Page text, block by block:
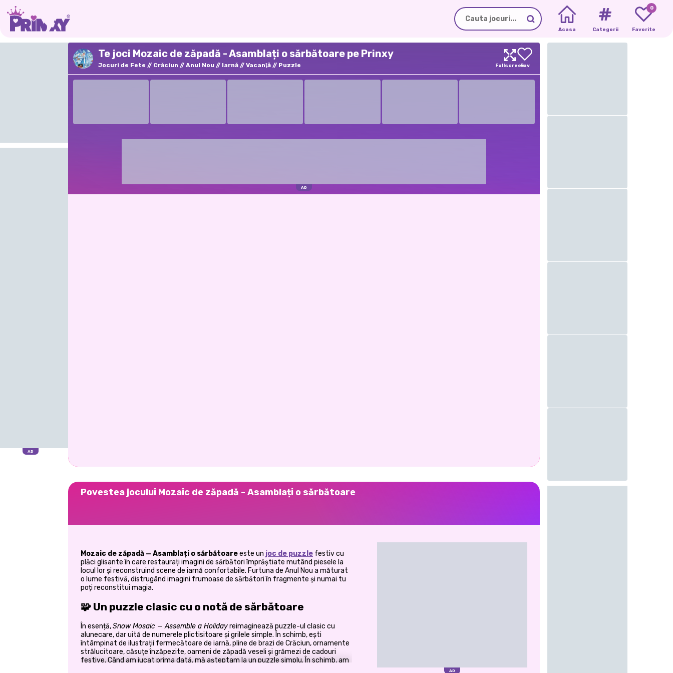
Acasa Categorii
0
Favorite
Te joci Mozaic de zăpadă - Asamblați o sărbătoare pe Prinxy
Jocuri de Fete Crăciun Anul Nou Iarnă Vacanţă Puzzle
Povestea jocului Mozaic de zăpadă - Asamblați o sărbătoare
Mozaic de zăpadă — Asamblați o sărbătoareeste un joc de puzzle festiv cu
plăci glisante în care restaurați imagini de sărbători împrăștiate mutând piesele la
locul lor și reconstruind scene de iarnă confortabile. Furtuna de Anul Nou a măturat
o lume festivă, distrugând imagini frumoase de sărbători în fragmente și numai tu
poți reconstitui magia.
🧩 Un puzzle clasic cu o notă de sărbătoare
În esență,Snow Mosaic — Assemble a Holidayreimaginează puzzle-ul clasic cu
alunecare, dar uită de numerele plictisitoare și grilele simple. În schimb, ești
întâmpinat de ilustrații fermecătoare de iarnă, pline de brazi de Crăciun, ornamente
strălucitoare, căsuțe înzăpezite, oameni de zăpadă veseli și grămezi de cadouri
festive. Când am jucat prima dată, mă așteptam la un puzzle simplu. În schimb, am